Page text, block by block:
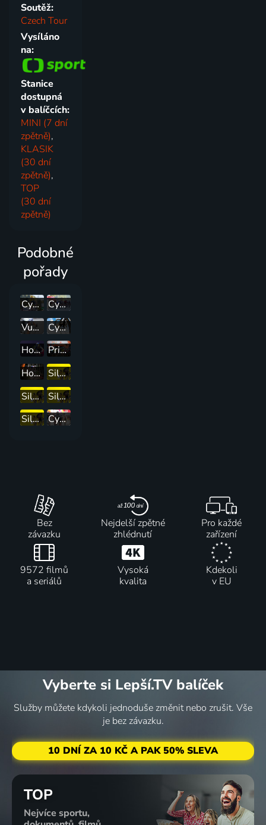
Soutěž:
Czech Tour
Vysíláno
na:
Stanice
dostupná
v balíčcích:
MINI (7 dní
zpětně),
KLASIK
(30 dní
zpětně),
TOP
(30 dní
zpětně)
Podobné
pořady
Cyklistika: Tour de France žen
Cyklistika: Okolo Polska
Vuelta a Burgos
Cyklomagazín
Horská kola: CBA Paprsek UCI C2 XCO
Prima CUP
Horská kola: Mistrovství Evropy
Silniční cyklistika: Sumář 15. etapy
Silniční cyklistika: 18. etapa
Silniční cyklistika: 19. etapa
Silniční cyklistika: 20. etapa
Cyklistika: San Sebastian Classic
Bez
závazku
Nejdelší zpětné
zhlédnutí
Pro každé
zařízení
9572 filmů
a seriálů
Vysoká
kvalita
Kdekoli
v EU
Vyberte si Lepší.TV balíček
Služby můžete kdykoli jednoduše změnit nebo zrušit. Vše
je bez závazku.
10 DNÍ ZA 10 KČ A PAK 50% SLEVA
TOP
Nejvíce sportu,